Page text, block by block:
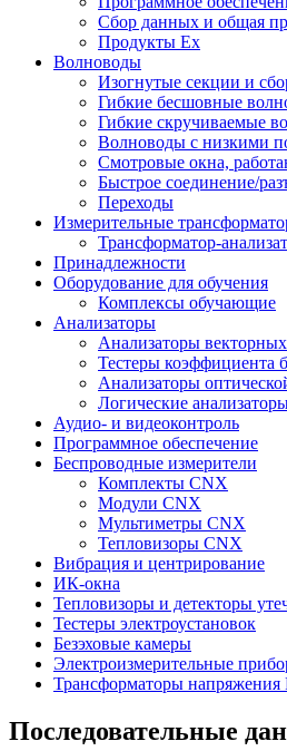
Сбор данных и общая
Продукты Ex
Волноводы
Изогнутые секции и
Гибкие бесшовные
Гибкие скручиваемые
Волноводы с низкими
Смотровые окна,
Быстрое соединение/
Переходы
Измерительные
Трансформатор-
Принадлежности
Оборудование для обучения
Комплексы обучающие
Анализаторы
Анализаторы векторных
Тестеры коэффициента
Анализаторы
Логические
Аудио- и видеоконтроль
Программное обеспечение
Беспроводные измерители
Комплекты CNX
Модули CNX
Мультиметры CNX
Тепловизоры CNX
Вибрация и центрирование
ИК-окна
Тепловизоры и детекторы
Тестеры электроустановок
Безэховые камеры
Электроизмерительные
Трансформаторы напряжения
Последовательные